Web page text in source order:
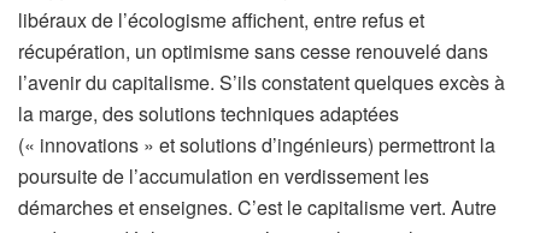
libéraux de l’écologisme affichent, entre refus et
récupération, un optimisme sans cesse renouvelé dans
l’avenir du capitalisme. S’ils constatent quelques excès à
la marge, des solutions techniques adaptées
(« innovations » et solutions d’ingénieurs) permettront la
poursuite de l’accumulation en verdissement les
démarches et enseignes. C’est le capitalisme vert. Autre